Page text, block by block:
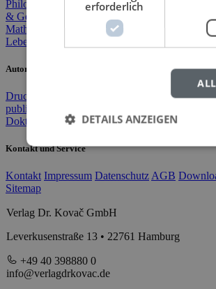
Philosophie
Theologie & Religion
& Gesundheit
Mathematik & Naturwiss.
Technik
Lebenserinnerungen
Autorinnen und Autoren
Druckkostenzuschuss Doktorarbeit verlegen
publizieren
Doktorarbeit drucken
Kontakt und Service
Kontakt Impressum Datenschutz AGB
Sitemap
Verlag Dr. Kovač GmbH
Leverkusenstraße 13 • 22761 Hamburg
+49 40 398880 0
info@verlagdrkovac.de
erforderlich
DETAILS ANZEIGEN